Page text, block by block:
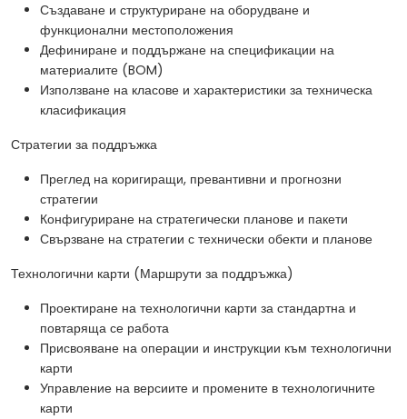
Създаване и структуриране на оборудване и
функционални местоположения
Дефиниране и поддържане на спецификации на
материалите (BOM)
Използване на класове и характеристики за техническа
класификация
Стратегии за поддръжка
Преглед на коригиращи, превантивни и прогнозни
стратегии
Конфигуриране на стратегически планове и пакети
Свързване на стратегии с технически обекти и планове
Технологични карти (Маршрути за поддръжка)
Проектиране на технологични карти за стандартна и
повтаряща се работа
Присвояване на операции и инструкции към технологични
карти
Управление на версиите и промените в технологичните
карти